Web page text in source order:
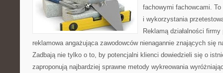
fachowymi fachowcami.
i wykorzystania
Reklamą działalności
reklamowa angażująca zawodowców nienagannie znających się
Zadbają nie tylko o to, by potencjalni klienci dowiedzieli się o
zaproponują najbardziej sprawne metody wykreowania